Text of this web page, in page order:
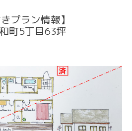
プラン情報】
町5丁目63坪